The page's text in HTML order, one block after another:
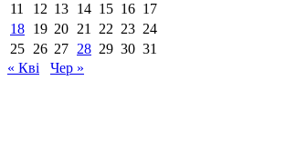
11
12 13 14 15 16 17
18 19 20 21 22 23 24
25 26 27 28 29 30 31
« Кві
Чер »